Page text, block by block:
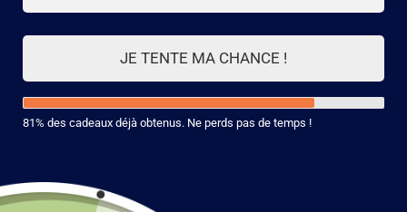
JE TENTE MA CHANCE !
81% des cadeaux déjà obtenus. Ne perds pas de temps !